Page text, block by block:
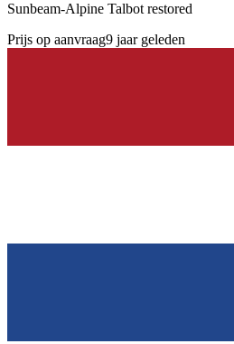
Sunbeam-Alpine Talbot restored
Prijs op aanvraag9 jaar geleden